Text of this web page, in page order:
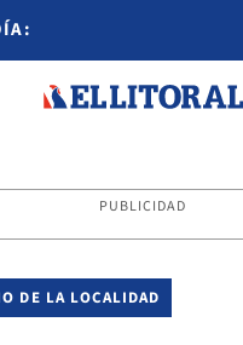
PUBLICIDAD
DE LA LOCALIDAD